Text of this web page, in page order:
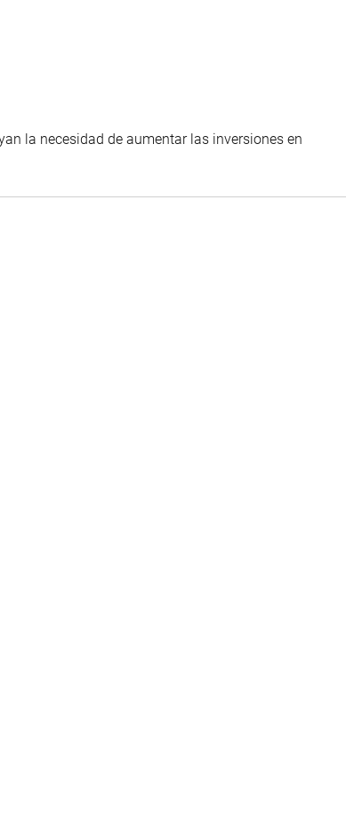
la necesidad de aumentar las inversiones en